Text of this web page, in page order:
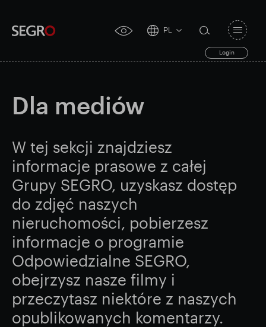
accessibility
PL
Login
search
form
search
Search
Popularne wyszukiwanie
Odpowiedzialny SEGRO
Posiadłość handlowa w Slough
Wyniki finansowe Aktualizacja handlowa
toggle
Dla mediów
W tej sekcji znajdziesz
informacje prasowe z całej
Grupy SEGRO, uzyskasz dostęp
do zdjęć naszych
nieruchomości, pobierzesz
informacje o programie
Odpowiedzialne SEGRO,
obejrzysz nasze filmy i
przeczytasz niektóre z naszych
opublikowanych komentarzy.